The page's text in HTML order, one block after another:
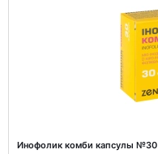
Инофолик комби капсулы №30